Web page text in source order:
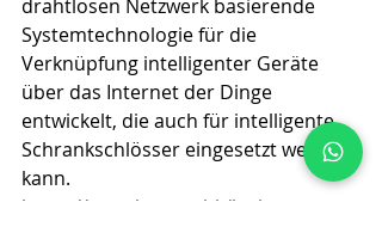
drahtlosen Netzwerk basierende
Systemtechnologie für die
Verknüpfung intelligenter Geräte
über das Internet der Dinge
entwickelt, die auch für intelligente
Schrankschlösser eingesetzt werden
kann.
https://www.kerong.hk/locker-